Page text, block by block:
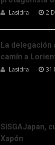
Lasidra 2
La delegación
camín a
Lasidra 31
SISGAJapan,
Xapón